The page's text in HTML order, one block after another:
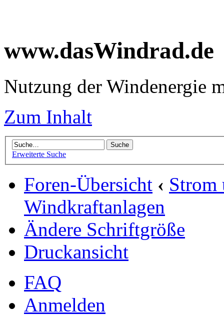
www.dasWindrad.de
Nutzung der Windenergie
Zum Inhalt
Erweiterte Suche
Foren-Übersicht ‹ Strom
Windkraftanlagen
Ändere Schriftgröße
Druckansicht
FAQ
Anmelden